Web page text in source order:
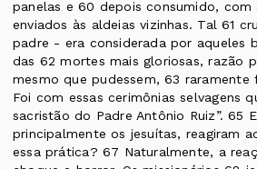
panelas e 60 depois consumido, com
enviados às aldeias vizinhas. Tal 61
padre - era considerada por aqueles
das 62 mortes mais gloriosas, razão
mesmo que pudessem, 63 raramente
Foi com essas cerimônias selvagens
sacristão do Padre Antônio Ruiz”. 65
principalmente os jesuítas, reagiram
essa prática? 67 Naturalmente, a